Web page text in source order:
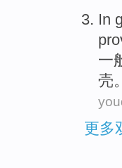
In
一
壳。
更多